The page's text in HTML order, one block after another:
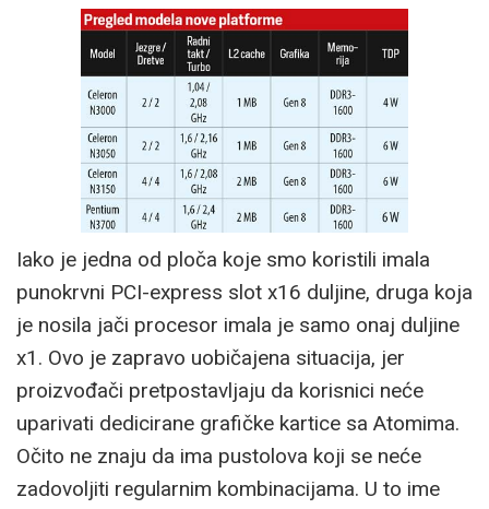
Iako je jedna od ploča koje smo koristili imala
punokrvni PCI-express slot x16 duljine, druga koja
je nosila jači procesor imala je samo onaj duljine
x1. Ovo je zapravo uobičajena situacija, jer
proizvođači pretpostavljaju da korisnici neće
uparivati dedicirane grafičke kartice sa Atomima.
Očito ne znaju da ima pustolova koji se neće
zadovoljiti regularnim kombinacijama. U to ime